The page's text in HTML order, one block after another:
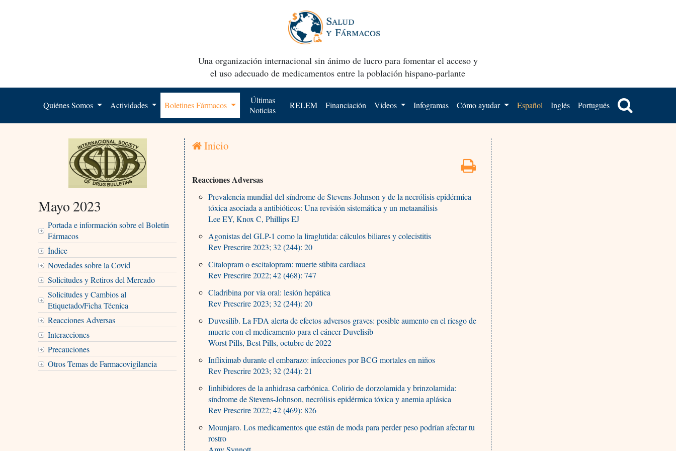
Una organización internacional sin ánimo de lucro para fomentar el acceso y
el uso adecuado de medicamentos entre la población hispano-parlante
Quiénes Somos Actividades Boletines Fármacos
Últimas
Noticias
RELEM Financiación Videos Infogramas Cómo ayudar Español Inglés Portugués
Mayo 2023
Portada e información sobre el Boletín
Fármacos
Índice
Novedades sobre la Covid
Solicitudes y Retiros del Mercado
Solicitudes y Cambios al
Etiquetado/Ficha Técnica
Reacciones Adversas
Interacciones
Precauciones
Otros Temas de Farmacovigilancia
Inicio
Reacciones Adversas
Prevalencia mundial del síndrome de Stevens-Johnson y de la necrólisis epidérmica
tóxica asociada a antibióticos: Una revisión sistemática y un metaanálisis
Lee EY, Knox C, Phillips EJ
Agonistas del GLP-1 como la liraglutida: cálculos biliares y colecistitis
Rev Prescrire 2023; 32 (244): 20
Citalopram o escitalopram: muerte súbita cardiaca
Rev Prescrire 2022; 42 (468): 747
Cladribina por vía oral: lesión hepática
Rev Prescrire 2023; 32 (244): 20
Duvesilib. La FDA alerta de efectos adversos graves: posible aumento en el riesgo de
muerte con el medicamento para el cáncer Duvelisib
Worst Pills, Best Pills, octubre de 2022
Infliximab durante el embarazo: infecciones por BCG mortales en niños
Rev Prescrire 2023; 32 (244): 21
Iinhibidores de la anhidrasa carbónica. Colirio de dorzolamida y brinzolamida:
síndrome de Stevens-Johnson, necrólisis epidérmica tóxica y anemia aplásica
Rev Prescrire 2022; 42 (469): 826
Mounjaro. Los medicamentos que están de moda para perder peso podrían afectar tu
rostro